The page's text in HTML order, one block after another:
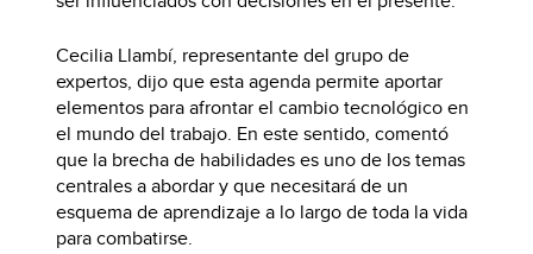
Cecilia Llambí, representante del grupo de
expertos, dijo que esta agenda permite aportar
elementos para afrontar el cambio tecnológico en
el mundo del trabajo. En este sentido, comentó
que la brecha de habilidades es uno de los temas
centrales a abordar y que necesitará de un
esquema de aprendizaje a lo largo de toda la vida
para combatirse.